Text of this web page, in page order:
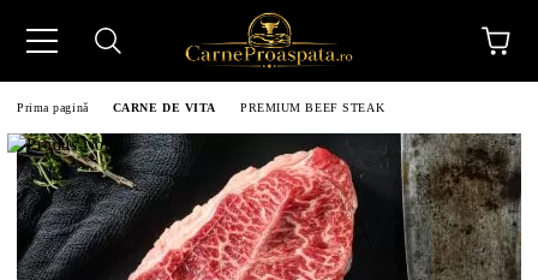
Prima pagină CARNE DE VITA PREMIUM BEEF STEAK